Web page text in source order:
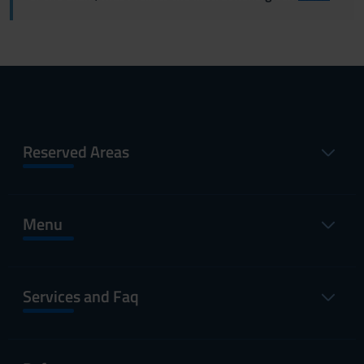
Reserved Areas
Menu
Services and Faq